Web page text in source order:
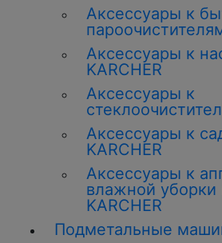
Аксессуары к
Аксессуары к
KARCHER
Аксессуары к
Аксессуары к
KARCHER
Аксессуары к
влажной уборки
KARCHER
Подметальные